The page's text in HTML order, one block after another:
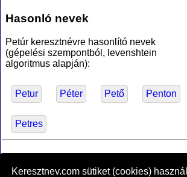
Keresztnev.com sütiket (cookies)
Hasonló nevek
Petúr keresztnévre hasonlító nevek
(gépelési szempontból, levenshtein
algoritmus alapján):
Petur Péter Pető Penton
Petres